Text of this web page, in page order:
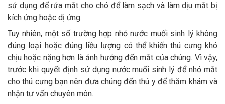
Chính sách bảo hành Chính sách bảo mật
Chính sách đổi trả
LIÊN HỆ
TỔNG ĐÀI TƯ VẤN
sử dụng để rửa mắt cho chó để làm sạch và làm dịu mắt bị
kích ứng hoặc dị ứng.
Tuy nhiên, một số trường hợp nhỏ nước muối sinh lý không
đúng loại hoặc đúng liều lượng có thể khiến thú cưng khó
chịu hoặc nặng hơn là ảnh hưởng đến mắt của chúng. Vì vậy,
trước khi quyết định sử dụng nước muối sinh lý để nhỏ mắt
cho thú cưng bạn nên đưa chúng đến thú y để thăm khám và
nhận tư vấn chuyên môn.